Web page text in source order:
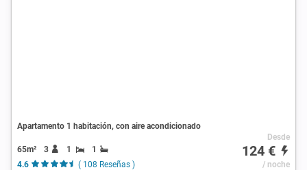
Apartamento 1 habitación, con aire acondicionado
65m² 3 1
1
4.6
( 108 Reseñas )
Desde
124 €
/ noche